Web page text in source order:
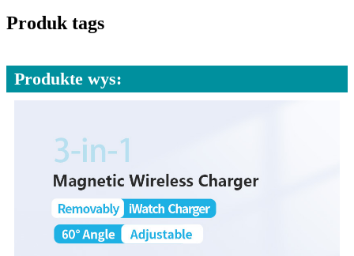
Produk tags
Produkte wys: